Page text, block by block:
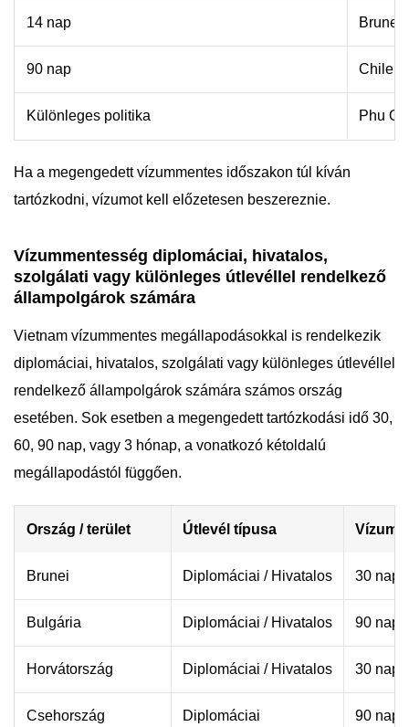
14 nap Brunei
90 nap Chile,
Különleges politika Phu
Ha a megengedett vízummentes időszakon túl kíván
tartózkodni, vízumot kell előzetesen beszereznie.
Vízummentesség diplomáciai, hivatalos,
szolgálati vagy különleges útlevéllel rendelkező
állampolgárok számára
Vietnam vízummentes megállapodásokkal is rendelkezik
diplomáciai, hivatalos, szolgálati vagy különleges útlevéllel
rendelkező állampolgárok számára számos ország
esetében. Sok esetben a megengedett tartózkodási idő 30,
60, 90 nap, vagy 3 hónap, a vonatkozó kétoldalú
megállapodástól függően.
Ország / terület Útlevél típusa
Brunei Diplomáciai / Hivatalos 30 nap
Bulgária Diplomáciai / Hivatalos 90 nap
Horvátország Diplomáciai / Hivatalos 30 nap
Csehország Diplomáciai 90 nap